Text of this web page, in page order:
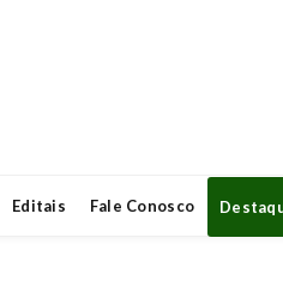
Editais Fale Conosco